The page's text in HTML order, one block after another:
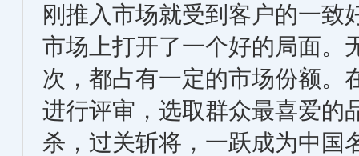
刚推入市场就受到客户的一致
市场上打开了一个好的局面。
次，都占有一定的市场份额。
进行评审，选取群众最喜爱的
杀，过关斩将，一跃成为中国